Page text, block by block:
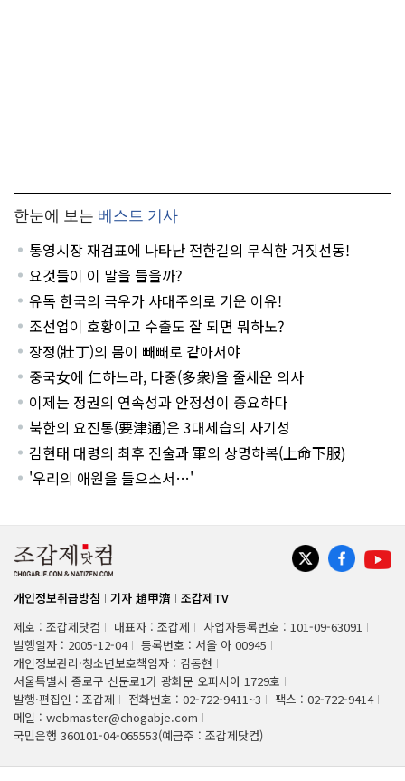
한눈에 보는 베스트 기사
통영시장 재검표에 나타난 전한길의 무식한 거짓선동!
요것들이 이 말을 들을까?
유독 한국의 극우가 사대주의로 기운 이유!
조선업이 호황이고 수출도 잘 되면 뭐하노?
장정(壯丁)의 몸이 빼빼로 같아서야
중국女에 仁하느라, 다중(多衆)을 줄세운 의사
이제는 정권의 연속성과 안정성이 중요하다
북한의 요진통(要津通)은 3대세습의 사기성
김현태 대령의 최후 진술과 軍의 상명하복(上命下服)
'우리의 애원을 들으소서…'
개인정보취급방침 기자 趙甲濟
조갑제TV
제호 : 조갑제닷컴
대표자 : 조갑제
사업자등록번호 : 101-09-63091
발행일자 : 2005-12-04
등록번호 : 서울 아 00945
개인정보관리·청소년보호책임자 : 김동현
서울특별시 종로구 신문로1가 광화문 오피시아 1729호
발행·편집인 : 조갑제
전화번호 : 02-722-9411~3
팩스 : 02-722-9414
메일 : webmaster@chogabje.com
국민은행 360101-04-065553(예금주 : 조갑제닷컴)